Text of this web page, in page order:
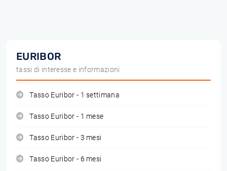
EURIBOR
tassi di interesse e informazioni
Tasso Euribor - 1 settimana
Tasso Euribor - 1 mese
Tasso Euribor - 3 mesi
Tasso Euribor - 6 mesi